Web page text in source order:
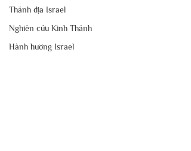
Thánh địa Israel
Nghiên cứu Kinh Thánh
Hành hương Israel